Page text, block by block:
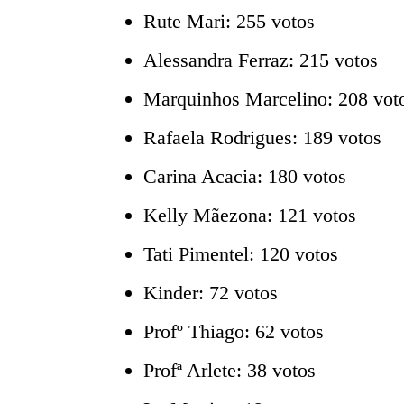
Rute Mari: 255 votos
Alessandra Ferraz: 215 votos
Marquinhos Marcelino: 208
Rafaela Rodrigues: 189 votos
Carina Acacia: 180 votos
Kelly Mãezona: 121 votos
Tati Pimentel: 120 votos
Kinder: 72 votos
Profº Thiago: 62 votos
Profª Arlete: 38 votos